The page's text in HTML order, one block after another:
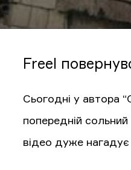
Freel
Сьогодні у автора
попередній
відео дуже нагадує